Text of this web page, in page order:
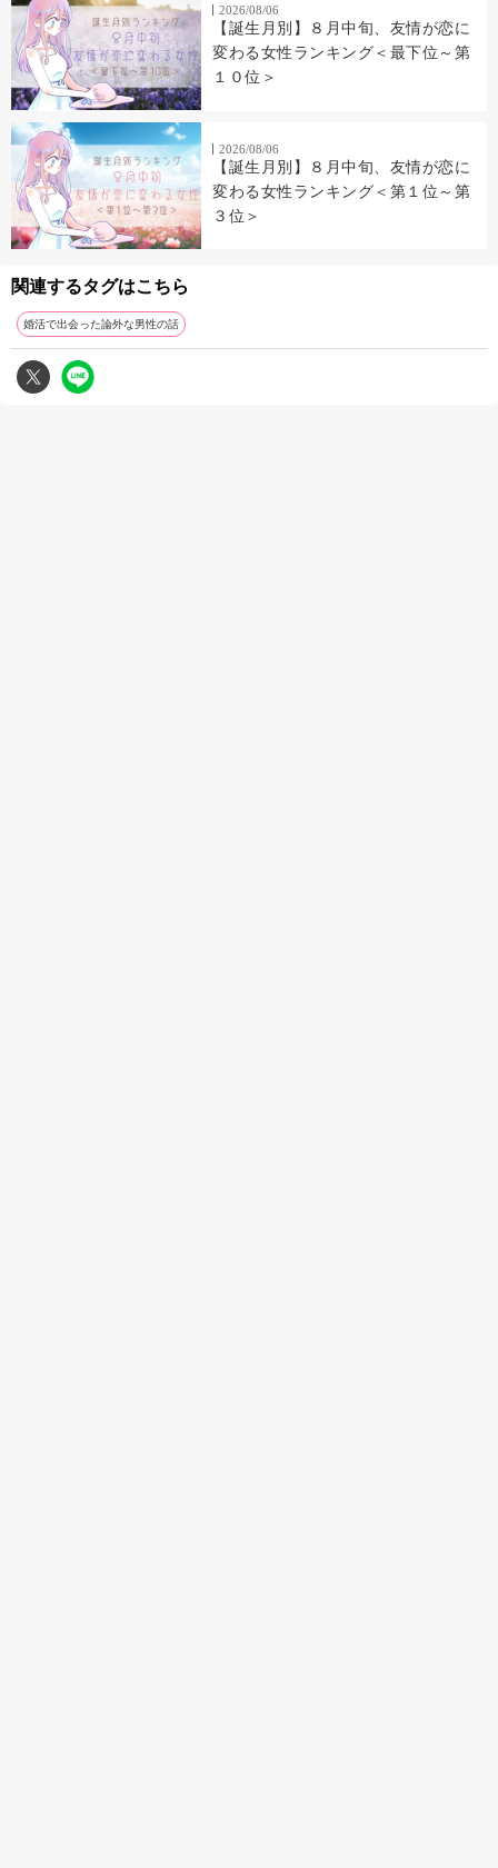
2026/08/06
【誕生月別】８月中旬、友情が恋に
変わる女性ランキング＜最下位～第
１０位＞
2026/08/06
【誕生月別】８月中旬、友情が恋に
変わる女性ランキング＜第１位～第
３位＞
関連するタグはこちら
婚活で出会った論外な男性の話